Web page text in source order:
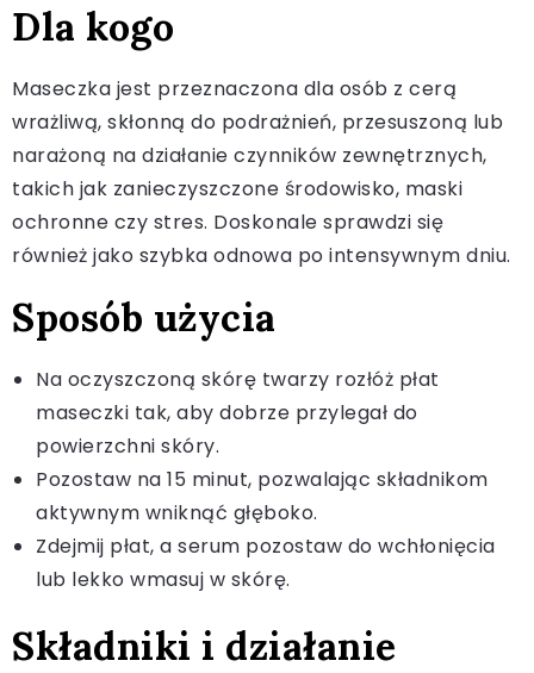
Dla kogo
Maseczka jest przeznaczona dla osób z cerą
wrażliwą, skłonną do podrażnień, przesuszoną lub
narażoną na działanie czynników zewnętrznych,
takich jak zanieczyszczone środowisko, maski
ochronne czy stres. Doskonale sprawdzi się
również jako szybka odnowa po intensywnym dniu.
Sposób użycia
Na oczyszczoną skórę twarzy rozłóż płat
maseczki tak, aby dobrze przylegał do
powierzchni skóry.
Pozostaw na 15 minut, pozwalając składnikom
aktywnym wniknąć głęboko.
Zdejmij płat, a serum pozostaw do wchłonięcia
lub lekko wmasuj w skórę.
Składniki i działanie